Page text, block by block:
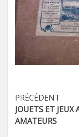
d’article
PRÉCÉDENT
JOUETS ET
AMATEURS